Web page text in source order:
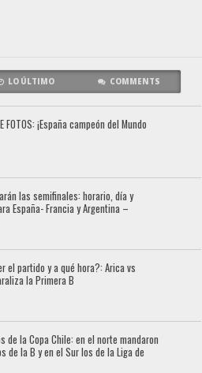
LO ÚLTIMO COMMENTS
FOTOS: ¡España campeón del Mundo
las semifinales: horario, día y
España- Francia y Argentina –
el partido y a qué hora?: Arica vs
la Primera B
de la Copa Chile: en el norte mandaron
de la B y en el Sur los de la Liga de